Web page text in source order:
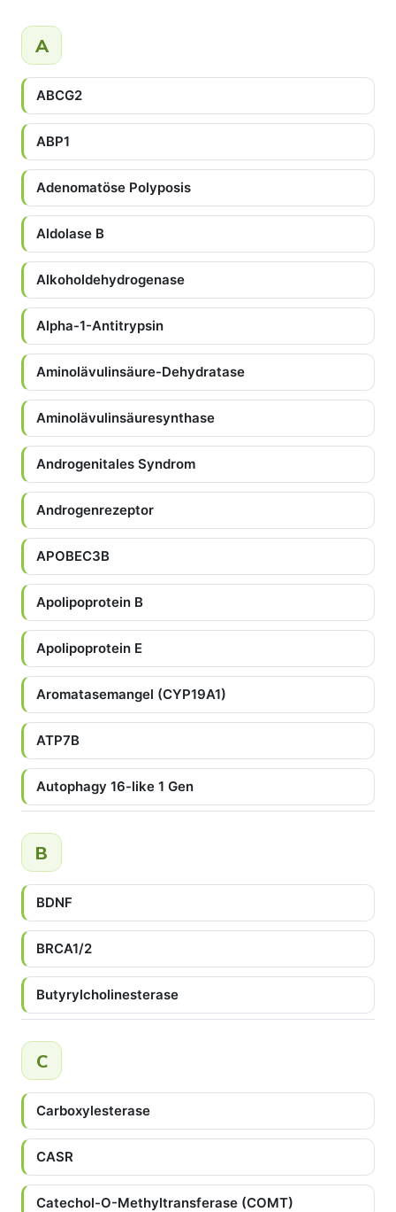
A
ABCG2
ABP1
Adenomatöse Polyposis
Aldolase B
Alkoholdehydrogenase
Alpha-1-Antitrypsin
Aminolävulinsäure-Dehydratase
Aminolävulinsäuresynthase
Androgenitales Syndrom
Androgenrezeptor
APOBEC3B
Apolipoprotein B
Apolipoprotein E
Aromatasemangel (CYP19A1)
ATP7B
Autophagy 16-like 1 Gen
B
BDNF
BRCA1/2
Butyrylcholinesterase
C
Carboxylesterase
CASR
Catechol-O-Methyltransferase (COMT)